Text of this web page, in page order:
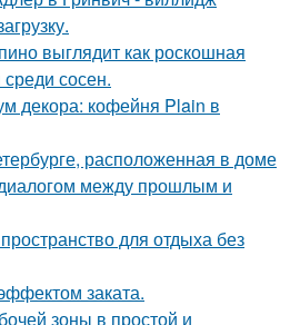
выглядит как роскошная
сосен.
декора: кофейня Plain в
расположенная в доме
между прошлым и
для отдыха без
заката.
зоны в простой и